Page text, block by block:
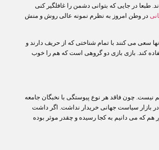
طبعا در جایی که بتوانی دشمن را غافلگیر کنی
در وطن امروز به نظرم نمونه عالی روش و منش
سعی می کنند با تمام شناختی که از حریف دارند و
کند. بازی بازی دو گروهی است که هم را خوب
نیست. چون فاقد هر نوع پیوستگی با نخبگان جامعه
بازار سیاست جهانی خریدار نداشت. اگر داشت
که می دانیم به کجا رسیده و چقدر موثر بوده